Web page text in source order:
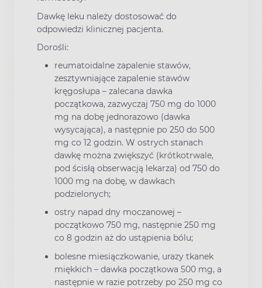
Dawkę leku należy dostosować do
odpowiedzi klinicznej pacjenta.
Dorośli:
reumatoidalne zapalenie stawów,
zesztywniające zapalenie stawów
kręgosłupa – zalecana dawka
początkowa, zazwyczaj 750 mg do 1000
mg na dobę jednorazowo (dawka
wysycająca), a następnie po 250 do 500
mg co 12 godzin. W ostrych stanach
dawkę można zwiększyć (krótkotrwale,
pod ścisłą obserwacją lekarza) od 750 do
1000 mg na dobę, w dawkach
podzielonych;
ostry napad dny moczanowej –
początkowo 750 mg, następnie 250 mg
co 8 godzin aż do ustąpienia bólu;
bolesne miesiączkowanie, urazy tkanek
miękkich – dawka początkowa 500 mg, a
następnie w razie potrzeby po 250 mg co